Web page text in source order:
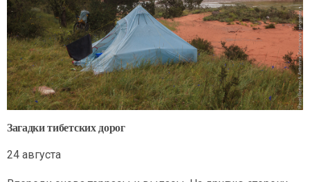
Загадки тибетских дорог
24 августа